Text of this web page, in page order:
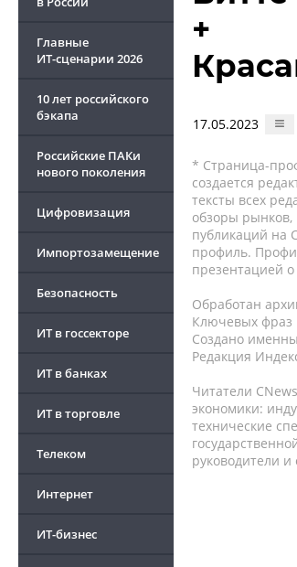
Главные
ИТ-сценарии 2026
10 лет российского
бэкапа
Российские ПАКи
нового поколения
Цифровизация
Импортозамещение
Безопасность
ИТ в госсекторе
ИТ в банках
ИТ в торговле
Телеком
Интернет
ИТ-бизнес
+
17.05.2023
* Страница-
создается
тексты всех
обзоры рынков,
публикаций на
профиль.
презентацией
Обработан
Ключевых фраз
Создано
Редакция
Читатели
экономики:
технические
руководители